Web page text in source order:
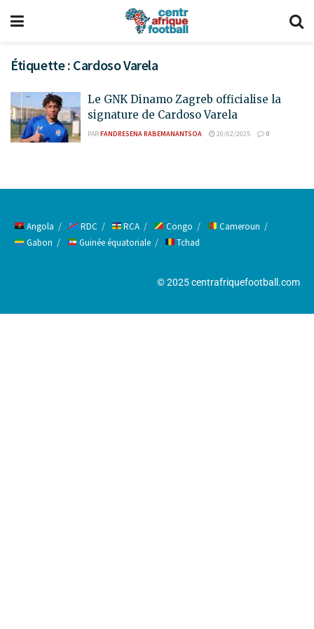
Étiquette : Cardoso Varela
Le GNK Dinamo Zagreb officialise la
signature de Cardoso Varela
PARFANDRESENA RABEMANANTSOA 20/02/2025 0
Angola RDC RCA Congo
Cameroun
Gabon
Guinée équatoriale Tchad
© 2025 centrafriquefootball.com